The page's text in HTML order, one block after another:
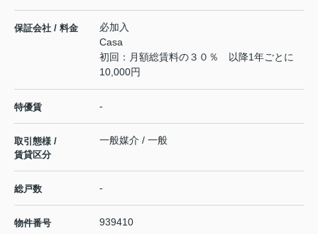
保証会社 / 料金
必加入
Casa
初回：月額総賃料の３０％ 以降1年ごとに
10,000円
特優賃 -
取引態様 /
賃貸区分
一般媒介 / 一般
総戸数 -
物件番号 939410